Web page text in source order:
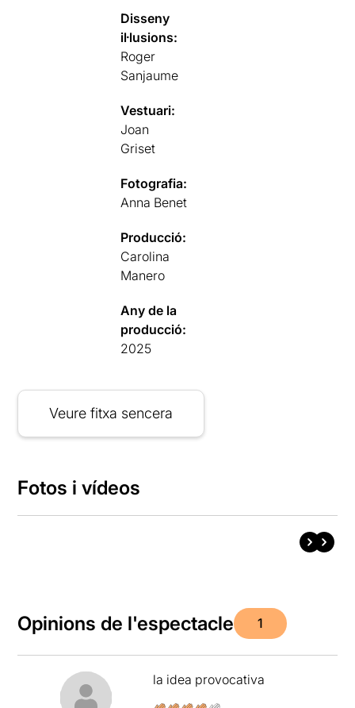
Disseny
il·lusions:
Roger
Sanjaume
Vestuari:
Joan
Griset
Fotografia:
Anna Benet
Producció:
Carolina
Manero
Any de la
producció:
2025
Veure fitxa sencera
Fotos i vídeos
Opinions de l'espectacle 1
la idea provocativa